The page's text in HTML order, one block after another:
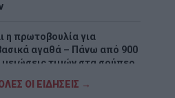
η πρωτοβουλία για
αγαθά – Πάνω από 900
τιμών στα σούπερ
ΟΙ ΕΙΔΗΣΕΙΣ →